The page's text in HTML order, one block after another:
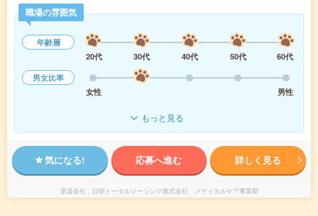
職場の雰囲気
年齢層
20代
30代 40代 50代
60代
男女比率
女性
男性
もっと見る
気になる! 応募へ進む 詳しく見る
派遣会社 日研トータルソーシング株式会社 メディカルケア事業部